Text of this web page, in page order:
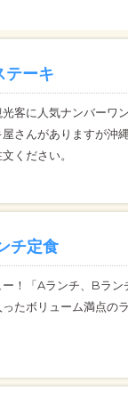
テーキ
客に人気ナンバーワ
さんがありますが沖
ください。
チ定食
！「Aランチ、Bラ
たボリューム満点の